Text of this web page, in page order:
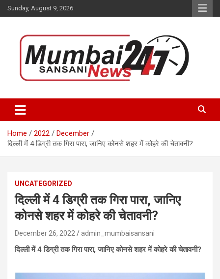
Skip
to
Sunday, August 9, 2026
Mumbai Sansani
time updates on recent news around the World.
Home 2022
December
दिल्ली में 4 डिग्री तक गिरा पारा, जानिए कोनसे शहर में कोहरे की चेतावनी?
UNCATEGORIZED
दिल्ली में 4 डिग्री तक गिरा पारा, जानिए
कोनसे शहर में कोहरे की चेतावनी?
December 26, 2022 admin_mumbaisansani
दिल्ली में 4 डिग्री तक गिरा पारा, जानिए कोनसे शहर में कोहरे की चेतावनी?